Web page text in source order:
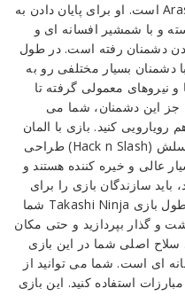
هستید که پسر قهرمان بزرگ ژاپن Arashi است. او برای پایان دادن به
و با شمشیر افسانه ای و
دشمنان رفته است. در طول
دشمنان بسیار مختلفی رو به
نیروهای معمولی گرفته تا
جز این دشمنان، شما می
کنید. بازی با المان
های سبک های نقش آفرینی و هک و اسلش (Hack n Slash) طراحی
عالی و خیره کننده هستند و
باید سازندگان بازی را برای
طراحی چنین عنوانی تحسین کرد. در طول بازی Takashi Ninja شما
و گذار بپردازید و حتی مکان
سلاح اصلی شما در این بازی
ای است. شما می توانید از
استفاده کنید. این بازی